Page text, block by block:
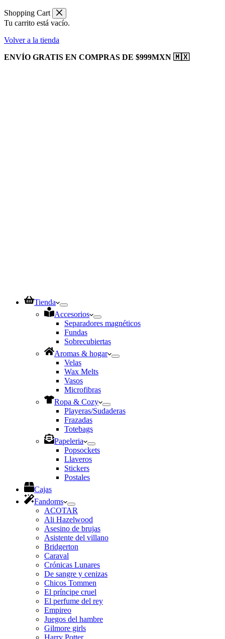
Shopping Cart
Tu carrito está vacío.
Volver a la tienda
ENVÍO GRATIS EN COMPRAS DE $999MXN 🇲🇽
Tienda
Accesorios
Separadores magnéticos
Fundas
Sobrecubiertas
Aromas & hogar
Velas
Wax Melts
Vasos
Microfibras
Ropa & Cozy
Playeras/Sudaderas
Frazadas
Totebags
Papeleria
Popsockets
Llaveros
Stickers
Postales
Cajas
Fandoms
ACOTAR
Ali Hazelwood
Asesino de brujas
Asistente del villano
Bridgerton
Caraval
Crónicas Lunares
De sangre y cenizas
Chicos Tommen
El príncipe cruel
El perfume del rey
Empireo
Juegos del hambre
Gilmore girls
Harry Potter